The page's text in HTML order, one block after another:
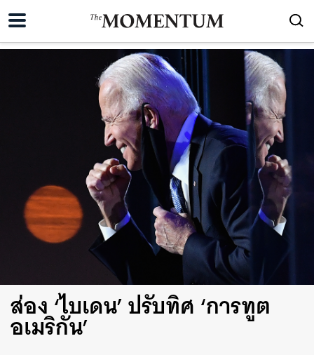
ส่อง ‘ไบเดน’ ปรับทิศ ‘การทูต
อเมริกัน’